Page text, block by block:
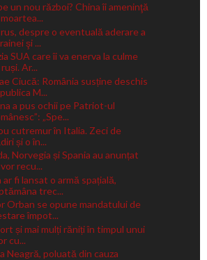
un nou război? China îi ameninţă
despre o eventuală aderare a
şi ...
SUA care îi va enerva la culme
Ar...
Ciucă: România susține deschis
M...
a pus ochii pe Patriot-ul
„Spe...
cutremur în Italia. Zeci de
și o în...
Norvegia și Spania au anunțat
recu...
ar fi lansat o armă spațială,
trec...
Orban se opune mandatului de
împot...
și mai mulți răniți în timpul unui
cu...
Neagră, poluată din cauza